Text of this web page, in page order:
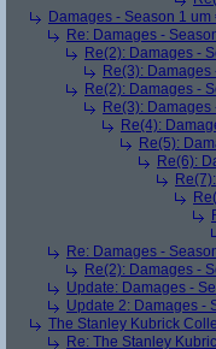
Damages - Season 1 um
Re: Damages -
Re(2): Damages -
Re(3):
Re(2): Damages -
Re(3):
Re(4):
Re(5):
Re(6):
Re: Damages -
Re(2): Damages -
Update: Damages -
Update 2: Damages -
The Stanley Kubrick
Re: The Stanley